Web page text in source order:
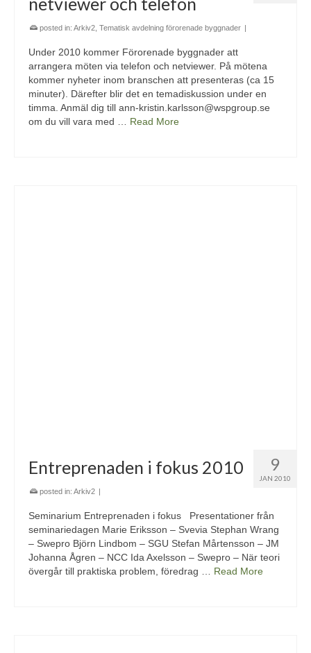
posted in: Arkiv2 Tematisk avdelning förorenade byggnader |
Under 2010 kommer Förorenade byggnader att
arrangera möten via telefon och netviewer. På mötena
kommer nyheter inom branschen att presenteras (ca 15
minuter). Därefter blir det en temadiskussion under en
timma. Anmäl dig till ann-kristin.karlsson@wspgroup.se
om du vill vara med … Read More
9
JAN 2010
Entreprenaden i fokus 2010
posted in: Arkiv2 |
Seminarium Entreprenaden i fokus Presentationer från
seminariedagen Marie Eriksson – Svevia Stephan Wrang
– Swepro Björn Lindbom – SGU Stefan Mårtensson – JM
Johanna Ågren – NCC Ida Axelsson – Swepro – När teori
övergår till praktiska problem, föredrag … Read More